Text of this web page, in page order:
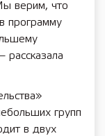
верим, что
программу
рассказала
групп
в двух